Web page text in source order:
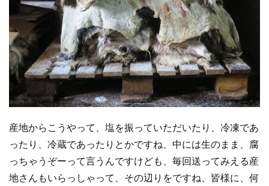
産地からこうやって、塩を振っていただいたり、冷凍であ
ったり、冷蔵であったりとかですね、中には生のまま、腐
っちゃうぞーって言うんですけども、毎回送ってみえる産
地さんもいらっしゃって、その辺りをですね、皆様に、何